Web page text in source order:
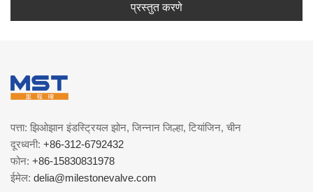
प्रस्तुत करणे
पत्ता: झिओझान इंडस्ट्रियल झोन, जिन्नान जिल्हा, टियांजिन, चीन
दूरध्वनी: +86-312-6792432
फोन: +86-15830831978
ईमेल: delia@milestonevalve.com